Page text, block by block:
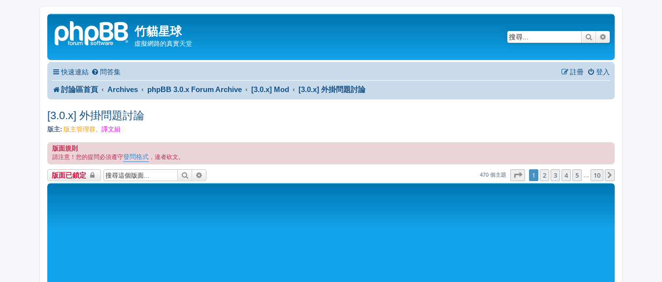
竹貓星球
虛擬網路的真實天堂
搜尋
快速連結 問答集 登入
註冊
討論區首頁 Archives phpBB 3.0.x Forum Archive [3.0.x] Mod [3.0.x] 外掛問題討論
[3.0.x] 外掛問題討論
版主: 版主管理群 譯文組
版面規則
請注意！您的提問必須遵守發問格式 ，違者砍文。
版面已鎖定 搜尋 470 個主題 1 頁 (共 10頁)
1 2 3 4 5 … 10